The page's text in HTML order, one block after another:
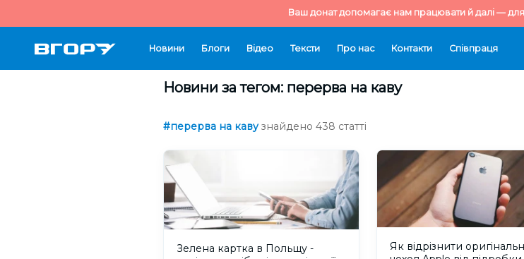
Ваш донат допомагає нам працювати й далі — для
Новини Блоги Відео Тексти Про нас Контакти Cпівпраця
Новини за тегом: перерва на каву
#перерва на каву знайдено 438 статті
Зелена картка в Польщу -
Як відрізнити